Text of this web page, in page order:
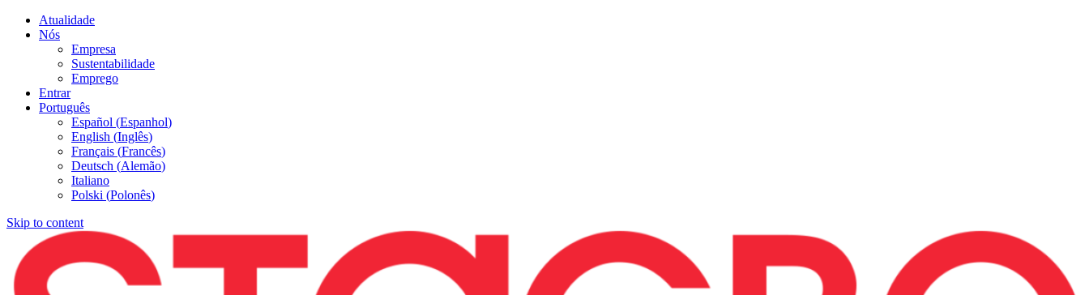
Atualidade
Nós
Empresa
Sustentabilidade
Emprego
Entrar
Português
Español (Espanhol)
English (Inglês)
Français (Francês)
Deutsch (Alemão)
Italiano
Polski (Polonês)
Skip to content